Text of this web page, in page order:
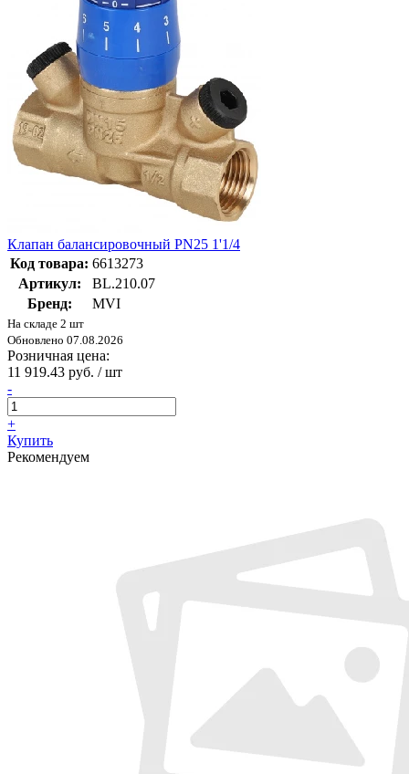
Клапан балансировочный PN25 1'1/4
Код товара: 6613273
Артикул:
BL.210.07
Бренд:
MVI
На складе 2 шт
Обновлено 07.08.2026
Розничная цена:
11 919.43 руб. / шт
-
+
Купить
Рекомендуем